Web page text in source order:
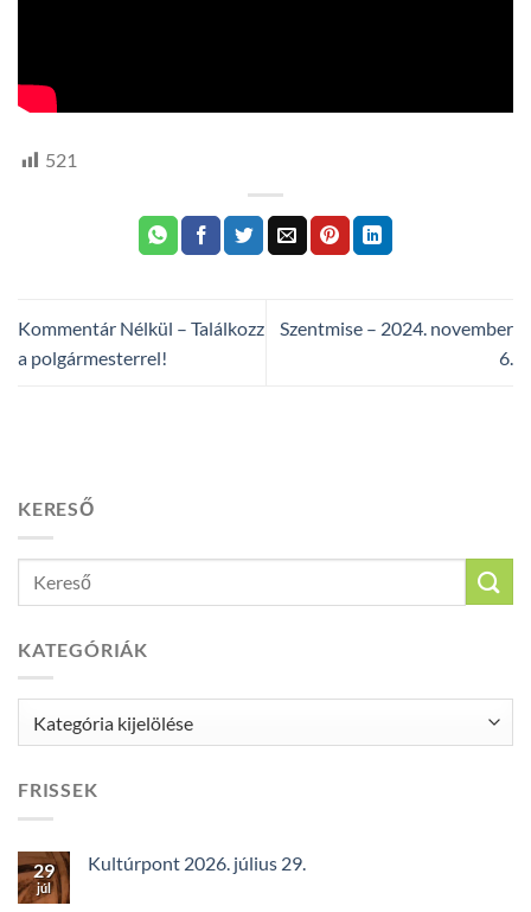
521
Kommentár Nélkül – Találkozz
a polgármesterrel!
Szentmise – 2024. november
6.
KERESŐ
KATEGÓRIÁK
FRISSEK
29
júl
Kultúrpont 2026. július 29.